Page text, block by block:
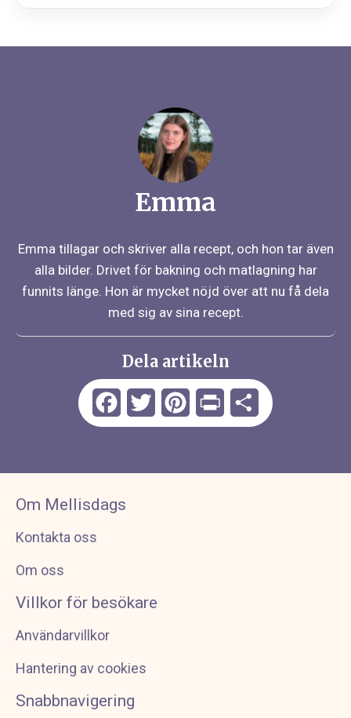
Emma
Emma tillagar och skriver alla recept, och hon tar även
alla bilder. Drivet för bakning och matlagning har
funnits länge. Hon är mycket nöjd över att nu få dela
med sig av sina recept.
Dela artikeln
FacebookTwitter PinterestPrint Dela
Om Mellisdags
Kontakta oss
Om oss
Villkor för besökare
Användarvillkor
Hantering av cookies
Snabbnavigering